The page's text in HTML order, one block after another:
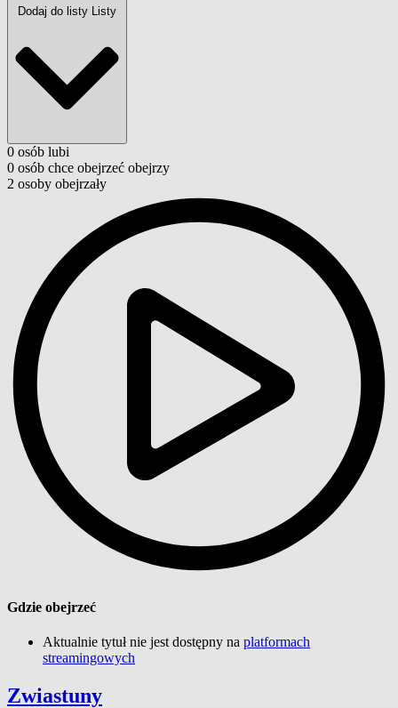
Dodaj do listy Listy
0 osób lubi
0 osób chce obejrzeć obejrzy
2 osoby obejrzały
Gdzie obejrzeć
Aktualnie tytuł nie jest dostępny na platformach
streamingowych
Zwiastuny